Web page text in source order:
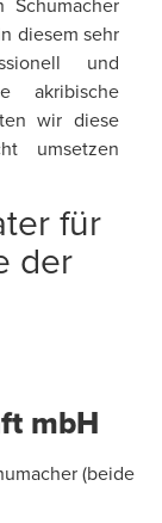
diesem sehr
und
akribische
wir diese
umsetzen
für
der
mbH
(beide